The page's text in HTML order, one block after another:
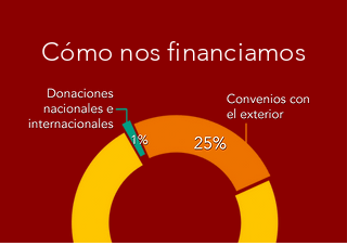
Cómo nos financiamos